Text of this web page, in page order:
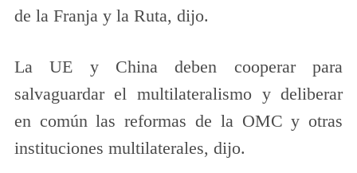
de la Franja y la Ruta, dijo.
La UE y China deben cooperar para
salvaguardar el multilateralismo y deliberar
en común las reformas de la OMC y otras
instituciones multilaterales, dijo.